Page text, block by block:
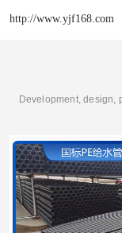
http://www.yjf168.com
Development, design,